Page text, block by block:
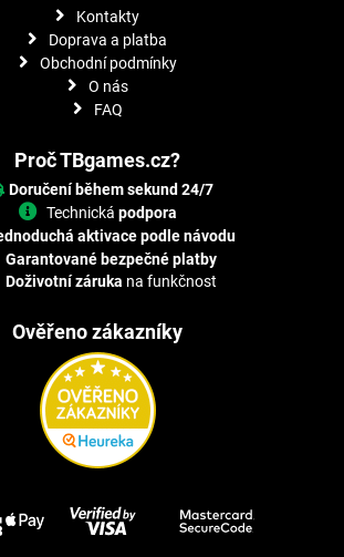
Kontakty
Doprava a platba
Obchodní podmínky
O nás
FAQ
Proč TBgames.cz?
Doručení během sekund 24/7
Technická podpora
aktivace podle návodu
Garantované bezpečné platby
Doživotní záruka na funkčnost
Ověřeno zákazníky